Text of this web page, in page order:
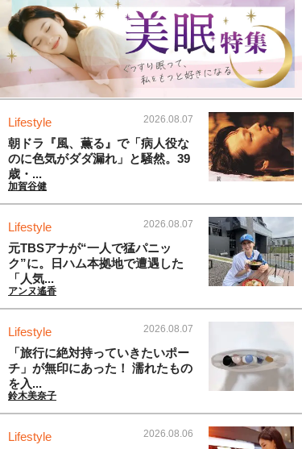
Lifestyle 2026.08.07
朝ドラ『風、薫る』で「病人役な
のに色気がダダ漏れ」と騒然。39
歳・...
加賀谷健
Lifestyle 2026.08.07
元TBSアナが“一人で猛パニッ
ク”に。日ハム本拠地で遭遇した
「人気...
アンヌ遙香
Lifestyle 2026.08.07
「旅行に絶対持っていきたいポー
チ」が無印にあった！ 濡れたもの
を入...
鈴木美奈子
Lifestyle 2026.08.06